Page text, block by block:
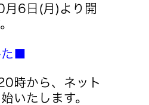
月6日(月)より開
■
時から、ネット
いたします。